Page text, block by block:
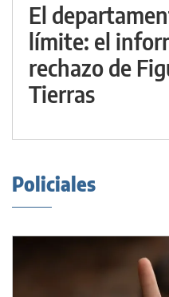
El
límite: el
rechazo de
Tierras
Policiales